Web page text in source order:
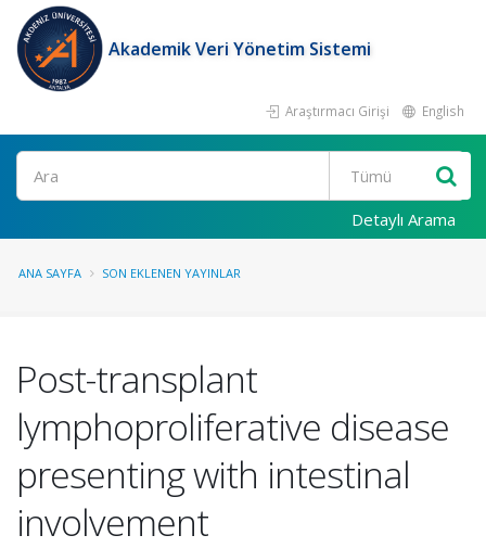
Akademik Veri Yönetim Sistemi
Araştırmacı Girişi English
Ara
Detaylı Arama
ANA SAYFA SON EKLENEN YAYINLAR
Post-transplant
lymphoproliferative disease
presenting with intestinal
involvement